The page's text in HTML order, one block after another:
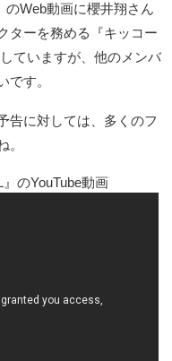
Web動画に櫻井翔さん
ターを務める『キッコー
ていますが、他のメンバ
です。
告に対しては、多くのフ
。
のYouTube動画